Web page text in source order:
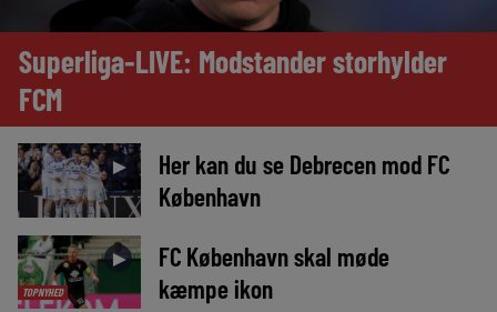
Superliga-LIVE: Modstander storhylder
FCM
►
Her kan du se Debrecen mod FC
København
TOPNYHED
►
FC København skal møde
kæmpe ikon